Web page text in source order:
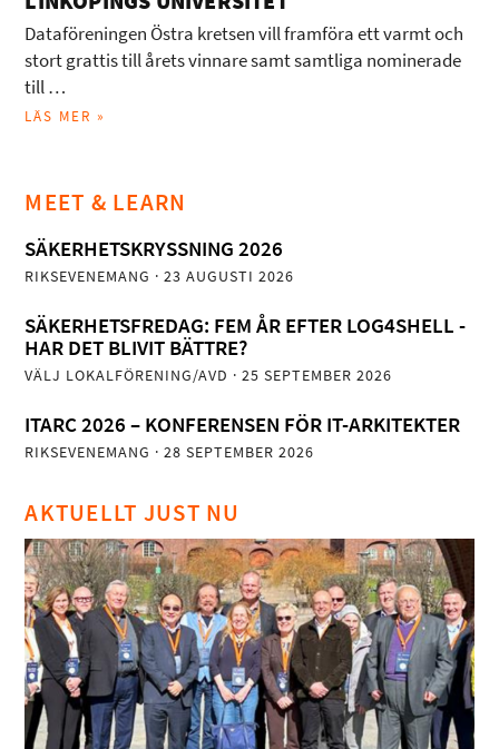
Dataföreningen Östra kretsen vill framföra ett varmt och
stort grattis till årets vinnare samt samtliga nominerade
till …
LÄS MER »
MEET & LEARN
SÄKERHETSKRYSSNING 2026
RIKSEVENEMANG · 23 AUGUSTI 2026
SÄKERHETSFREDAG: FEM ÅR EFTER LOG4SHELL -
HAR DET BLIVIT BÄTTRE?
VÄLJ LOKALFÖRENING/AVD · 25 SEPTEMBER 2026
ITARC 2026 – KONFERENSEN FÖR IT-ARKITEKTER
RIKSEVENEMANG · 28 SEPTEMBER 2026
AKTUELLT JUST NU